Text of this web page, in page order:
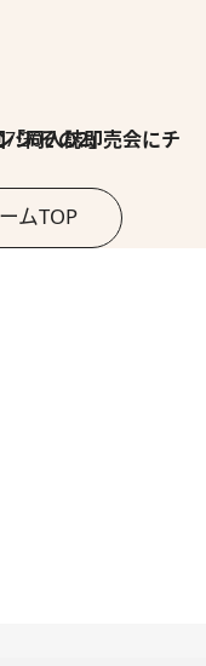
即売会にチャレンジ その2」
ムTOP